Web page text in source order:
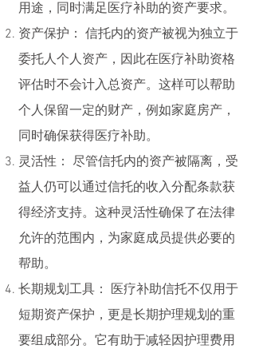
用途，同时满足医疗补助的资产要求。
资产保护： 信托内的资产被视为独立于
委托人个人资产，因此在医疗补助资格
评估时不会计入总资产。这样可以帮助
个人保留一定的财产，例如家庭房产，
同时确保获得医疗补助。
灵活性： 尽管信托内的资产被隔离，受
益人仍可以通过信托的收入分配条款获
得经济支持。这种灵活性确保了在法律
允许的范围内，为家庭成员提供必要的
帮助。
长期规划工具： 医疗补助信托不仅用于
短期资产保护，更是长期护理规划的重
要组成部分。它有助于减轻因护理费用